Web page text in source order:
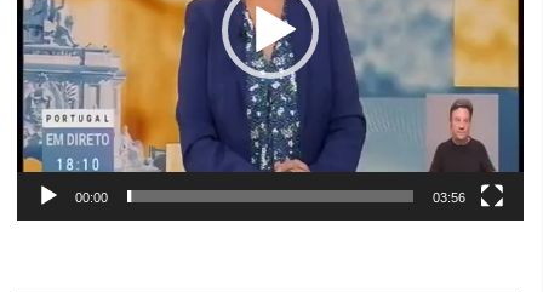
00:00 03:56